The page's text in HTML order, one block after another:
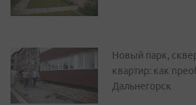
Новый парк,
квартир: как
Дальнегорск